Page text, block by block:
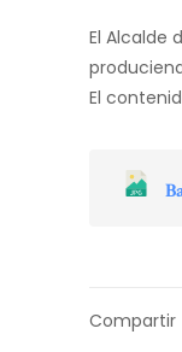
El Alcalde
El
Compartir